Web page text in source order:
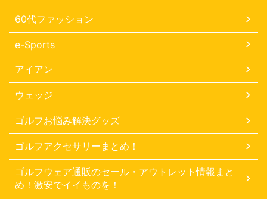
60代ファッション
e-Sports
アイアン
ウェッジ
ゴルフお悩み解決グッズ
ゴルフアクセサリーまとめ！
ゴルフウェア通販のセール・アウトレット情報まと
め！激安でイイものを！